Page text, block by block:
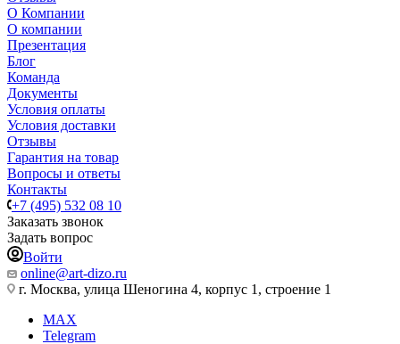
О Компании
О компании
Презентация
Блог
Команда
Документы
Условия оплаты
Условия доставки
Отзывы
Гарантия на товар
Вопросы и ответы
Контакты
+7 (495) 532 08 10
Заказать звонок
Задать вопрос
Войти
online@art-dizo.ru
г. Москва, улица Шеногина 4, корпус 1, строение 1
MAX
Telegram